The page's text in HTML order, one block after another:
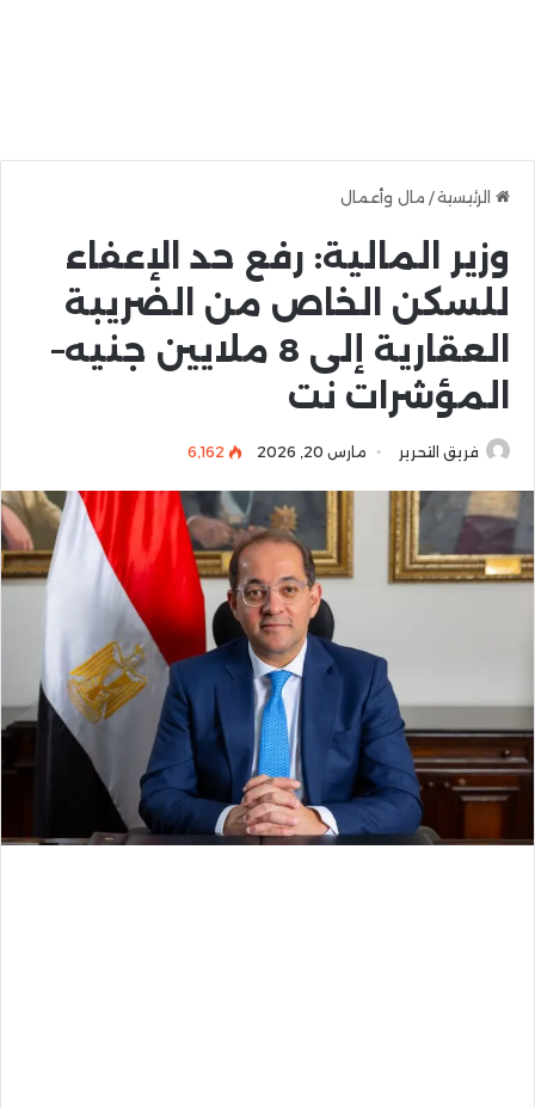
الرئيسية/ مال وأعمال
وزير المالية: رفع حد الإعفاء
للسكن الخاص من الضريبة
العقارية إلى 8 ملايين جنيه–
المؤشرات نت
فريق التحرير مارس 20, 2026 6٬162